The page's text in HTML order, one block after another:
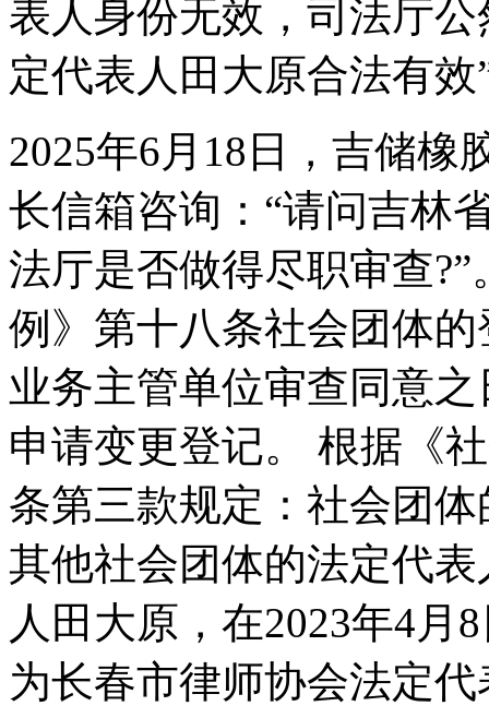
表人身份无效，司法厅
定代表人田大原合法有效
2025年6月18日，吉储橡
长信箱咨询：“请问吉林
法厅是否做得尽职审查
例》第十八条社会团体
业务主管单位审查同意
申请变更登记。 根据《
条第三款规定：社会团
其他社会团体的法定代
人田大原，在2023年4月
为长春市律师协会法定